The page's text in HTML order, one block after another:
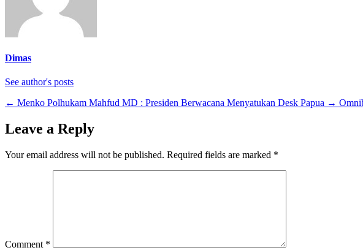
Dimas
See author's posts
← Menko Polhukam Mahfud MD : Presiden Berwacana Menyatukan Desk Papua →
Leave a Reply
Your email address will not be published. Required fields are marked *
Comment *